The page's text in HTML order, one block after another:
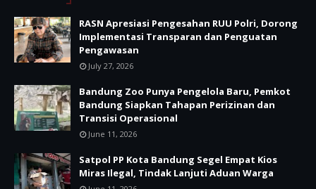
RASN Apresiasi Pengesahan RUU Polri, Dorong
Implementasi Transparan dan Penguatan
Pengawasan
July 27, 2026
Bandung Zoo Punya Pengelola Baru, Pemkot
Bandung Siapkan Tahapan Perizinan dan
Transisi Operasional
June 11, 2026
Satpol PP Kota Bandung Segel Empat Kios
Miras Ilegal, Tindak Lanjuti Aduan Warga